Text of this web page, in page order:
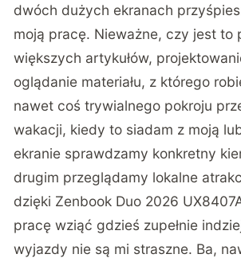
dwóch dużych ekranach
moją pracę. Nieważne, czy jest to
większych artykułów,
oglądanie materiału, z którego
nawet coś trywialnego pokroju
wakacji, kiedy to siadam z moją
ekranie sprawdzamy konkretny
drugim przeglądamy lokalne
dzięki Zenbook Duo 2026
pracę wziąć gdzieś zupełnie
wyjazdy nie są mi straszne. Ba,